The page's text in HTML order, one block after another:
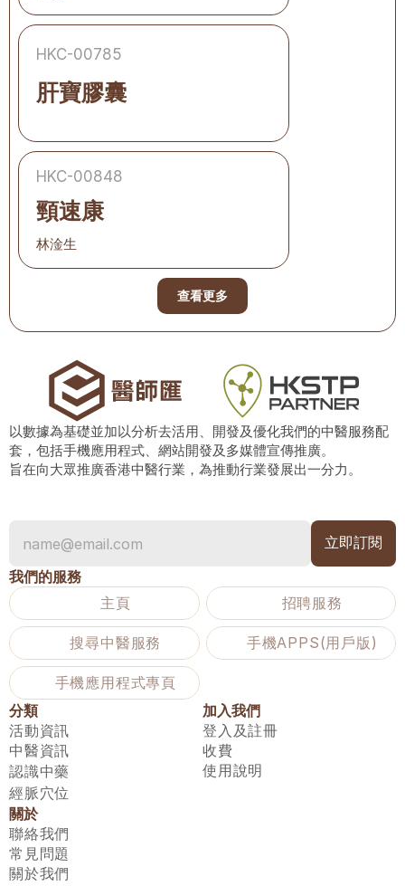
HKC-00785
肝寶膠囊
HKC-00848
頸速康
林淦生
查看更多
以數據為基礎並加以分析去活用、開發及優化我們的中醫服務配
套，包括手機應用程式、網站開發及多媒體宣傳推廣。
旨在向大眾推廣香港中醫行業，為推動行業發展出一分力。
我們的服務
主頁
招聘服務
搜尋中醫服務 手機APPS(用戶版)
手機應用程式專頁
分類
活動資訊
中醫資訊
認識中藥
經脈穴位
加入我們
登入及註冊
收費
使用說明
關於
聯絡我們
常見問題
關於我們